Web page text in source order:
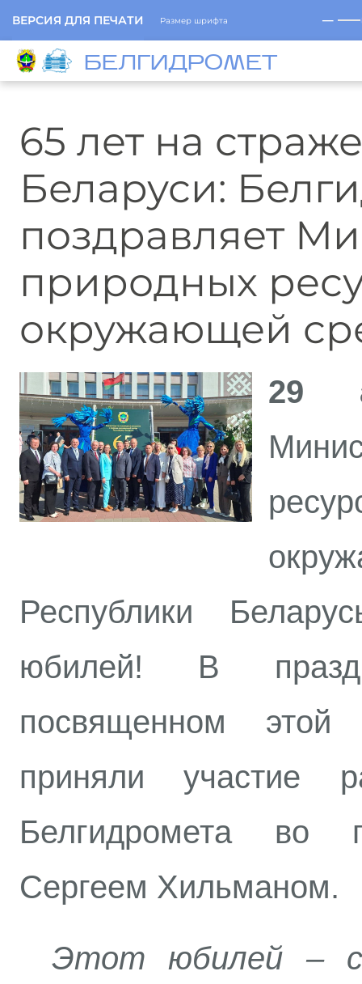
ВЕРСИЯ ДЛЯ ПЕЧАТИ Размер шрифта ─
БЕЛГИДРОМЕТ
65 лет на
Беларуси:
поздравляет
природных
окружающей
29
Республики
юбилей! В
посвященном этой
приняли участие
Белгидромета во
Сергеем Хильманом.
Этот юбилей –